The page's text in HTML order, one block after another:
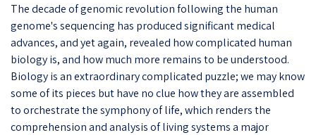
The decade of genomic revolution following the human
genome's sequencing has produced significant medical
advances, and yet again, revealed how complicated human
biology is, and how much more remains to be understood.
Biology is an extraordinary complicated puzzle; we may know
some of its pieces but have no clue how they are assembled
to orchestrate the symphony of life, which renders the
comprehension and analysis of living systems a major